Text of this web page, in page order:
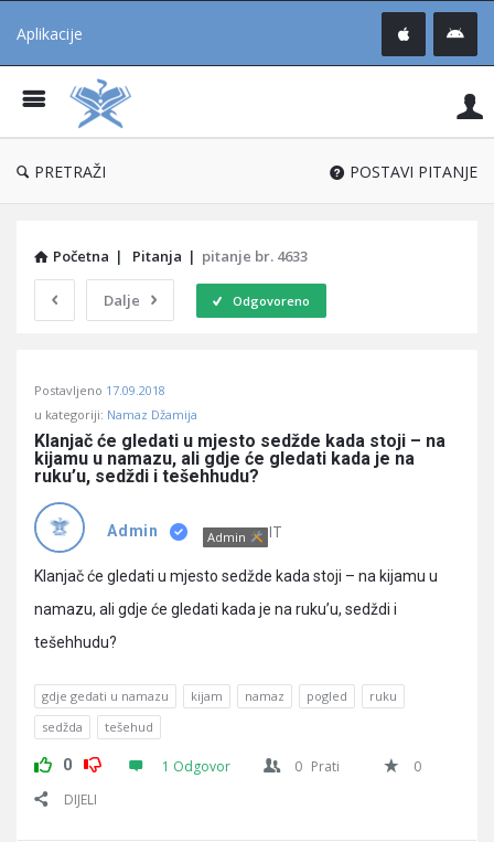
Aplikacije
®
PRETRAŽI POSTAVI PITANJE
Početna | Pitanja | pitanje br. 4633
Dalje Odgovoreno
Učene
Latest
Pitanja
Postavljeno 17.09.2018
u kategoriji: Namaz Džamija
Klanjač će gledati u mjesto sedžde kada stoji – na
kijamu u namazu, ali gdje će gledati kada je na
ruku’u, sedždi i tešehhudu?
Admin Admin IT
Klanjač će gledati u mjesto sedžde kada stoji – na kijamu u
namazu, ali gdje će gledati kada je na ruku’u, sedždi i
tešehhudu?
gdje gedati u namazu kijam namaz pogled
ruku
sedžda
tešehud
0 1 Odgovor 0 Prati
0
DIJELI